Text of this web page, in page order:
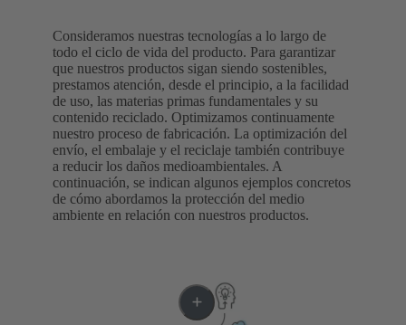
Consideramos nuestras tecnologías a lo largo de
todo el ciclo de vida del producto. Para garantizar
que nuestros productos sigan siendo sostenibles,
prestamos atención, desde el principio, a la facilidad
de uso, las materias primas fundamentales y su
contenido reciclado. Optimizamos continuamente
nuestro proceso de fabricación. La optimización del
envío, el embalaje y el reciclaje también contribuye
a reducir los daños medioambientales. A
continuación, se indican algunos ejemplos concretos
de cómo abordamos la protección del medio
ambiente en relación con nuestros productos.